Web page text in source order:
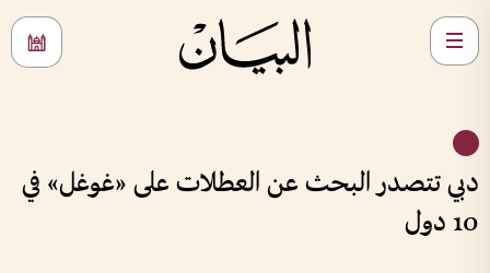
دبي تتصدر البحث عن العطلات على «غوغل» في
10 دول